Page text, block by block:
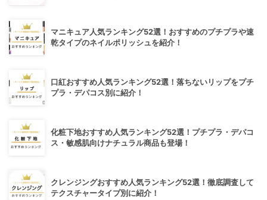
マニキュア人気ランキング52選！おすすめのプチプラや速
乾タイプのネイルポリッシュを紹介！
口紅おすすめ人気ランキング52選！落ちないリップをプチ
プラ・デパコス別に紹介！
化粧下地おすすめ人気ランキング52選！プチプラ・デパコ
ス・敏感肌向けナチュラル商品も登場！
クレンジングおすすめ人気ランキング52選！徹底調査して
テクスチャータイプ別に紹介！